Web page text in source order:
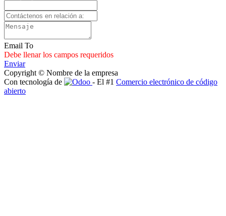
Email To
Debe llenar los campos requeridos
Enviar
Copyright © Nombre de la empresa
Con tecnología de
- El #1 Comercio electrónico de código
abierto